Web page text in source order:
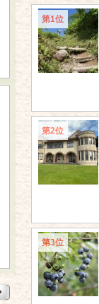
第1位
第2位
第3位